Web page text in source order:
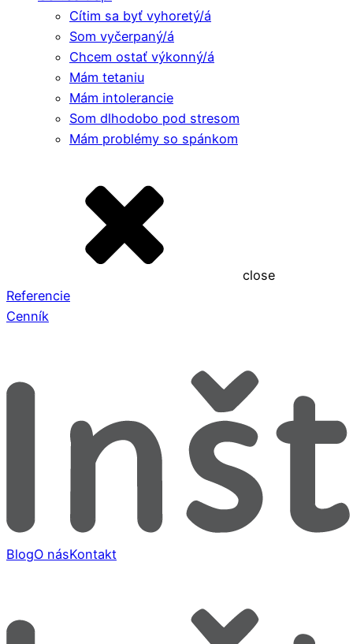
Cítim sa byť vyhoretý/á
Som vyčerpaný/á
Chcem ostať výkonný/á
Mám tetaniu
Mám intolerancie
Som dlhodobo pod stresom
Mám problémy so spánkom
close
Referencie
Cenník
BlogO násKontakt